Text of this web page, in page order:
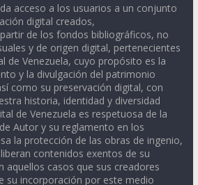
acceso a los usuarios a un conjunto
digital creados,
de los fondos bibliográficos, no
y de origen digital, pertenecientes
de Venezuela, cuyo propósito es la
y la divulgación del patrimonio
como su preservación digital, con
historia, identidad y diversidad
de Venezuela es respetuosa de la
Autor y su reglamento en los
la protección de las obras de ingenio,
contenidos exentos de su
aquellos casos que sus creadores
su incorporación por este medio